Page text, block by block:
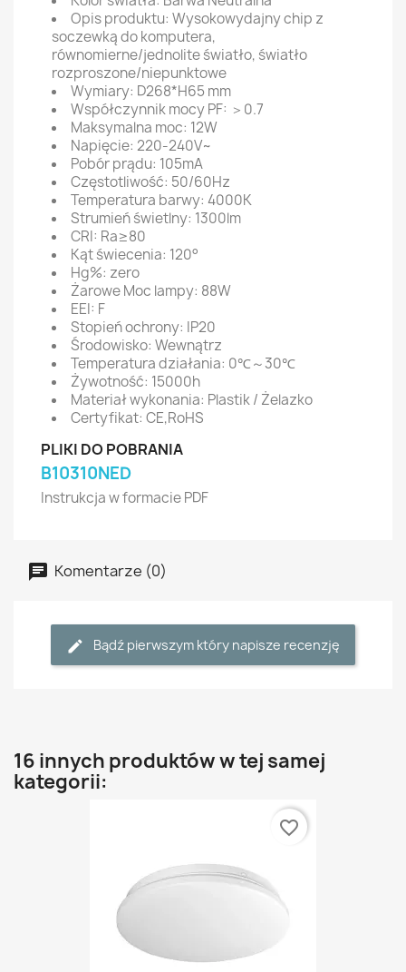
Opis produktu: Wysokowydajny chip z
soczewką do komputera,
równomierne/jednolite światło, światło
rozproszone/niepunktowe
Wymiary: D268*H65 mm
Współczynnik mocy PF: ＞0.7
Maksymalna moc: 12W
Napięcie: 220-240V~
Pobór prądu: 105mA
Częstotliwość: 50/60Hz
Temperatura barwy: 4000K
Strumień świetlny: 1300lm
CRI: Ra≥80
Kąt świecenia: 120°
Hg%: zero
Żarowe Moc lampy: 88W
EEI: F
Stopień ochrony: IP20
Środowisko: Wewnątrz
Temperatura działania: 0℃～30℃
Żywotność: 15000h
Materiał wykonania: Plastik / Żelazko
Certyfikat: CE,RoHS
PLIKI DO POBRANIA
B10310NED
Instrukcja w formacie PDF
Komentarze (0)
Bądź pierwszym który napisze recenzję
16 innych produktów w tej samej
kategorii:
favorite_border